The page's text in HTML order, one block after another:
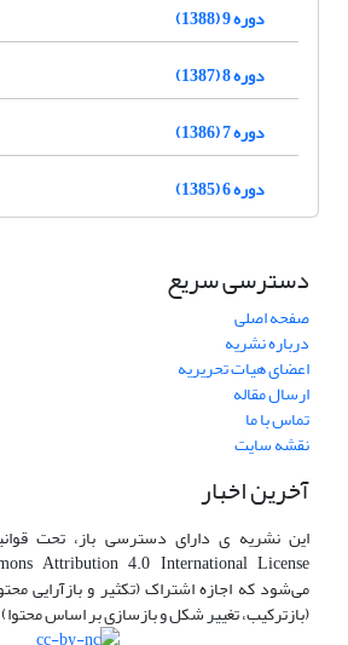
دوره 9 (1388)
دوره 8 (1387)
دوره 7 (1386)
دوره 6 (1385)
دسترسی سریع
صفحه اصلی
درباره نشریه
اعضای هیات تحریریه
ارسال مقاله
تماس با ما
نقشه سایت
آخرین اخبار
این نشریه ی دارای دسترسی باز، تحت
می‌شود که اجازه اشتراک (تکثیر و بازآرایی
(بازترکیب، تغییر شکل و بازسازی بر اساس